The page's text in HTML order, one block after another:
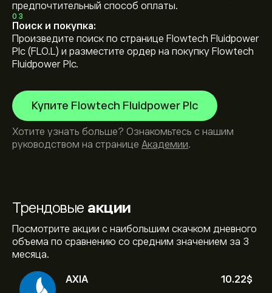
Трендовые акции
Посмотрите акции с наибольшим скачком дневного
объема по сравнению со средним значением за 3
месяца.
AXIA
10.22‎$‎
предпочтительный способ оплаты.
03
Поиск и покупка:
Произведите поиск по странице Flowtech Fluidpower
Plc (FLO.L) и разместите ордер на покупку Flowtech
Fluidpower Plc.
Купите Flowtech Fluidpower Plc
Хотите узнать больше? Ознакомьтесь с нашим
руководством на странице Академии.